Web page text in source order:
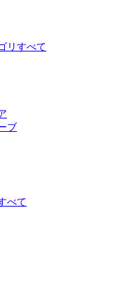
リすべて
ブ
べて